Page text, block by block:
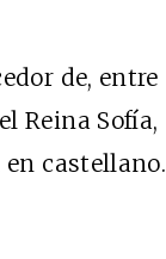
de, entre
Reina Sofía,
castellano.